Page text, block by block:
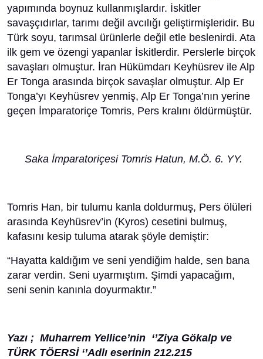
yapımında boynuz kullanmışlardır. İskitler
savaşçıdırlar, tarımı değil avcılığı geliştirmişleridir. Bu
Türk soyu, tarımsal ürünlerle değil etle beslenirdi. Ata
ilk gem ve özengi yapanlar İskitlerdir. Perslerle birçok
savaşları olmuştur. İran Hükümdarı Keyhüsrev ile Alp
Er Tonga arasında birçok savaşlar olmuştur. Alp Er
Tonga’yı Keyhüsrev yenmiş, Alp Er Tonga’nın yerine
geçen İmparatoriçe Tomris, Pers kralını öldürmüştür.
Saka İmparatoriçesi Tomris Hatun, M.Ö. 6. YY.
Tomris Han, bir tulumu kanla doldurmuş, Pers ölüleri
arasında Keyhüsrev’in (Kyros) cesetini bulmuş,
kafasını kesip tuluma atarak şöyle demiştir:
“Hayatta kaldığım ve seni yendiğim halde, sen bana
zarar verdin. Seni uyarmıştım. Şimdi yapacağım,
seni senin kanınla doyurmaktır.”
Yazı ; Muharrem Yellice’nin ‘’Ziya Gökalp ve
TÜRK TÖERSİ ‘’Adlı eserinin 212.215